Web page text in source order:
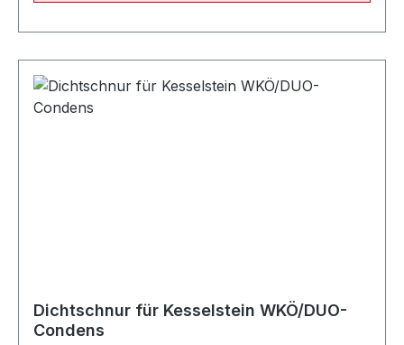
Dichtschnur für Kesselstein WKÖ/DUO-
Condens